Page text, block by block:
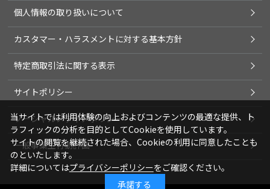
個人情報の取り扱いについて
カスタマー・ハラスメントに対する基本方針
特定商取引法に関する表示
サイトポリシー
ソーシャルメディアポリシー
一般事業主行動計画
当サイトでは利用体験の向上およびコンテンツの最適な提供、ト
ラフィックの分析を目的としてCookieを使用しています。
サイトの閲覧を継続された場合、Cookieの利用に同意したことも
のといたします。
詳細についてはプライバシーポリシーをご確認ください。
承諾する